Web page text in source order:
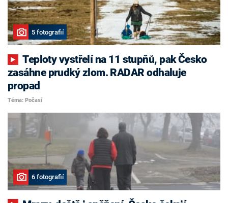
5 fotografií
Teploty vystřelí na 11 stupňů, pak Česko
zasáhne prudký zlom. RADAR odhaluje
propad
Téma: Počasí
6 fotografií